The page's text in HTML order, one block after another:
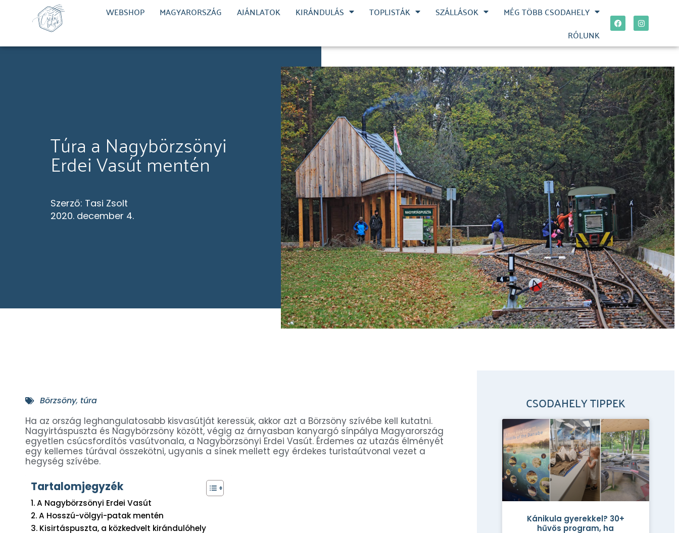
WEBSHOP MAGYARORSZÁG AJÁNLATOK KIRÁNDULÁS TOPLISTÁK SZÁLLÁSOK
MÉG TÖBB CSODAHELY
RÓLUNK
Túra a Nagybörzsönyi
Erdei Vasút mentén
Szerző: Tasi Zsolt
2020. december 4.
Börzsöny, túra
Ha az ország leghangulatosabb kisvasútját keressük, akkor azt a Börzsöny szívébe kell kutatni.
Nagyirtáspuszta és Nagybörzsöny között, végig az árnyasban kanyargó sínpálya Magyarország
egyetlen csúcsfordítós vasútvonala, a Nagybörzsönyi Erdei Vasút. Érdemes az utazás élményét
egy kellemes túrával összekötni, ugyanis a sínek mellett egy érdekes turistaútvonal vezet a
hegység szívébe.
Tartalomjegyzék
A Nagybörzsönyi Erdei Vasút
A Hosszú-völgyi-patak mentén
Kisirtáspuszta, a közkedvelt kirándulóhely
CSODAHELY TIPPEK
Kánikula gyerekkel? 30+
hűvös program, ha